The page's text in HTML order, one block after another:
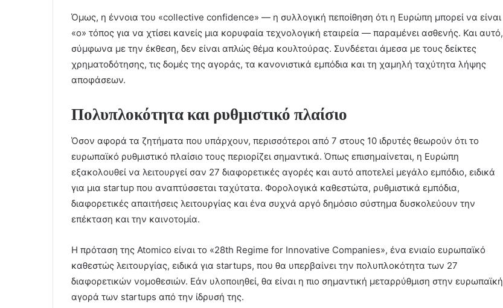
Όμως, η έννοια του «collective confidence» — η συλλογική πεποίθηση ότι η Ευρώπη μπορεί να είναι
«ο» τόπος για να χτίσει κανείς μια κορυφαία τεχνολογική εταιρεία — παραμένει ασθενής. Και αυτό,
σύμφωνα με την έκθεση, δεν είναι απλώς θέμα κουλτούρας. Συνδέεται άμεσα με τους δείκτες
χρηματοδότησης, τις δομές της αγοράς, τα κανονιστικά εμπόδια και τη χαμηλή ταχύτητα λήψης
αποφάσεων.
Πολυπλοκότητα και ρυθμιστικό πλαίσιο
Όσον αφορά τα ζητήματα που υπάρχουν, περισσότεροι από 7 στους 10 ιδρυτές θεωρούν ότι το
ευρωπαϊκό ρυθμιστικό πλαίσιο τους περιορίζει σημαντικά. Όπως επισημαίνεται, η Ευρώπη
εξακολουθεί να λειτουργεί σαν 27 διαφορετικές αγορές και αυτό αποτελεί μεγάλο εμπόδιο, ειδικά
για μια startup που αναπτύσσεται ταχύτατα. Φορολογικά καθεστώτα, ρυθμιστικά εμπόδια,
διαφορετικές απαιτήσεις λειτουργίας και ένα συχνά αργό δημόσιο σύστημα δυσκολεύουν την
επέκταση και την καινοτομία.
Η πρόταση της Atomico είναι το «28th Regime for Innovative Companies», ένα ενιαίο ευρωπαϊκό
καθεστώς λειτουργίας, ειδικά για startups, που θα υπερβαίνει την πολυπλοκότητα των 27
διαφορετικών νομοθεσιών. Εάν υλοποιηθεί, θα είναι η πιο σημαντική μεταρρύθμιση στην ευρωπαϊκή
αγορά των startups από την ίδρυσή της.